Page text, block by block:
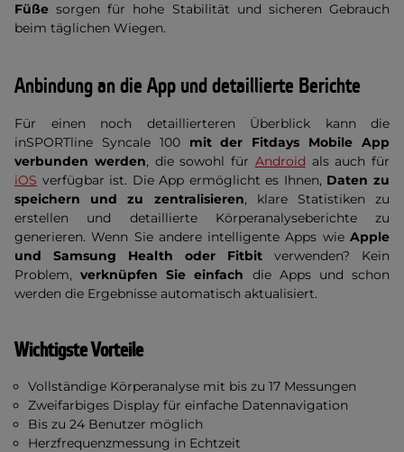
Füße sorgen für hohe Stabilität und sicheren Gebrauch
beim täglichen Wiegen.
Anbindung an die App und detaillierte Berichte
Für einen noch detaillierteren Überblick kann die
inSPORTline Syncale 100 mit der Fitdays Mobile App
verbunden werden, die sowohl für Android als auch für
iOS verfügbar ist. Die App ermöglicht es Ihnen, Daten zu
speichern und zu zentralisieren, klare Statistiken zu
erstellen und detaillierte Körperanalyseberichte zu
generieren. Wenn Sie andere intelligente Apps wie Apple
und Samsung Health oder Fitbit verwenden? Kein
Problem,verknüpfen Sie einfach die Apps und schon
werden die Ergebnisse automatisch aktualisiert.
Wichtigste Vorteile
Vollständige Körperanalyse mit bis zu 17 Messungen
Zweifarbiges Display für einfache Datennavigation
Bis zu 24 Benutzer möglich
Herzfrequenzmessung in Echtzeit